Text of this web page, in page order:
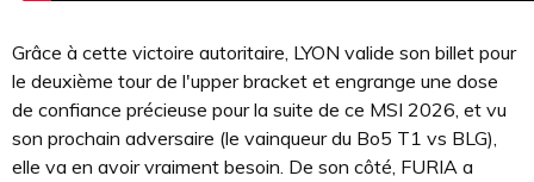
Grâce à cette victoire autoritaire, LYON valide son billet pour
le deuxième tour de l'upper bracket et engrange une dose
de confiance précieuse pour la suite de ce MSI 2026, et vu
son prochain adversaire (le vainqueur du Bo5 T1 vs BLG),
elle va en avoir vraiment besoin. De son côté, FURIA a